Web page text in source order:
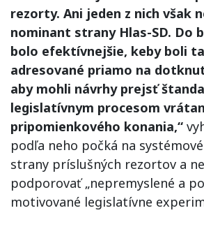
rezorty. Ani jeden z nich však
nominant strany Hlas-SD. Do
bolo efektívnejšie, keby boli
adresované priamo na
aby mohli návrhy prejsť
legislatívnym procesom
pripomienkového konania,“
podľa neho počká na
strany príslušných rezortov a
podporovať „nepremyslené a
motivované legislatívne